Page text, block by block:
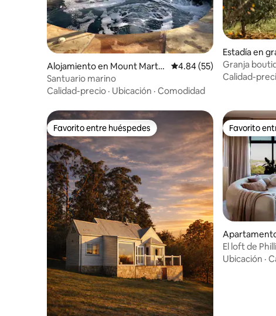
Alojamiento en Mount Marth
a
Calificación promedio:
4.84 (55)
Santuario marino
Calidad-precio · Ubicación · Comodidad
Estadía en
Granja
Calidad-
Favorito entre huéspedes
Favorito entre huéspedes Favorito
Favorito
ch
El loft de
Ubicación ·